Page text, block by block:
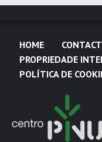
HOME
PROPRIEDADE
POLÍTICA DE